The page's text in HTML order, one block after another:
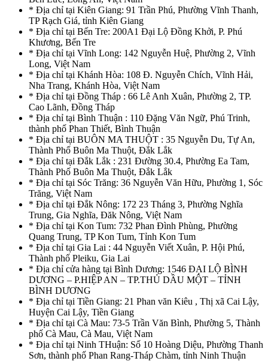
* Địa chỉ tại Kiên Giang: 91 Trần Phú, Phường Vĩnh Thanh,
TP Rạch Giá, tỉnh Kiên Giang
* Địa chỉ tại Bến Tre: 200A1 Đại Lộ Đồng Khởi, P. Phú
Khương, Bến Tre
* Địa chỉ tại Vĩnh Long: 142 Nguyễn Huệ, Phường 2, Vĩnh
Long, Việt Nam
* Địa chỉ tại Khánh Hòa: 108 Đ. Nguyễn Chích, Vĩnh Hải,
Nha Trang, Khánh Hòa, Việt Nam
* Địa chỉ tại Đồng Tháp : 66 Lê Anh Xuân, Phường 2, TP.
Cao Lãnh, Đồng Tháp
* Địa chỉ tại Bình Thuận : 110 Đặng Văn Ngữ, Phú Trinh,
thành phố Phan Thiết, Bình Thuận
* Địa chỉ tại BUÔN MA THUỘT : 35 Nguyễn Du, Tự An,
Thành Phố Buôn Ma Thuột, Đắk Lắk
* Địa chỉ tại Đắk Lắk : 231 Đường 30.4, Phường Ea Tam,
Thành Phố Buôn Ma Thuột, Đắk Lắk
* Địa chỉ tại Sóc Trăng: 36 Nguyễn Văn Hữu, Phường 1, Sóc
Trăng, Việt Nam
* Địa chỉ tại Đắk Nông: 172 23 Tháng 3, Phường Nghĩa
Trung, Gia Nghĩa, Đăk Nông, Việt Nam
* Địa chỉ tại Kon Tum: 732 Phan Đình Phùng, Phường
Quang Trung, TP Kon Tum, Tỉnh Kon Tum
* Địa chỉ tại Gia Lai : 44 Nguyễn Viết Xuân, P. Hội Phú,
Thành phố Pleiku, Gia Lai
* Địa chỉ cửa hàng tại Bình Dương: 1546 ĐẠI LỘ BÌNH
DƯƠNG – P.HIỆP AN – TP.THỦ DẦU MỘT – TỈNH
BÌNH DƯƠNG
* Địa chỉ tại Tiền Giang: 21 Phan văn Kiêu , Thị xã Cai Lậy,
Huyện Cai Lậy, Tiền Giang
* Địa chỉ tại Cà Mau: 73-5 Trần Văn Bình, Phường 5, Thành
phố Cà Mau, Cà Mau, Việt Nam
* Địa chỉ tại Ninh THuận: Số 10 Hoàng Diệu, Phường Thanh
Sơn, thành phố Phan Rang-Tháp Chàm, tỉnh Ninh Thuận